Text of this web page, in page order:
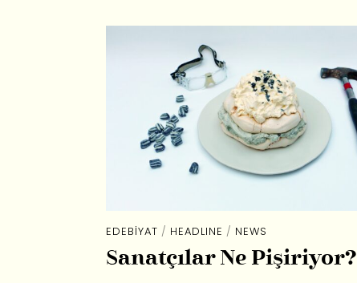
EDEBIYAT / HEADLINE / NEWS
Sanatçılar Ne Pişiriyor?